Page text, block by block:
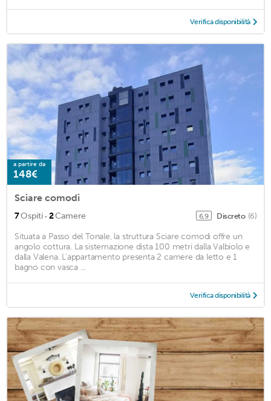
Verifica disponibilità
a partire da
148€
Sciare comodi
7Ospiti · 2Camere 6,9 Discreto (6)
Situata a Passo del Tonale, la struttura Sciare comodi offre un
angolo cottura. La sistemazione dista 100 metri dalla Valbiolo e
dalla Valena. L’appartamento presenta 2 camere da letto e 1
bagno con vasca ...
Verifica disponibilità